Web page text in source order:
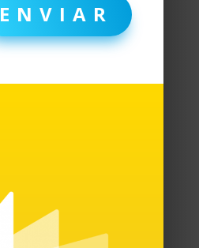
ENVIAR